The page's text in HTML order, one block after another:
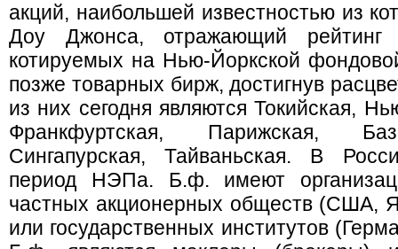
акций, наибольшей известностью из
Доу Джонса, отражающий рейтинг
котируемых на Нью-Йоркской
позже товарных бирж, достигнув
из них сегодня являются Токийская,
Франкфуртская, Парижская,
Сингапурская, Тайваньская. В
период НЭПа. Б.ф. имеют
частных акционерных обществ (США,
или государственных институтов